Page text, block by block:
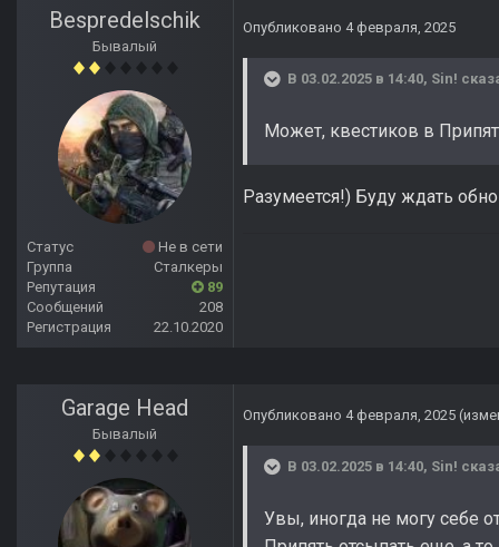
Bespredelschik
Бывалый
Статус
Не в сети
Группа
Сталкеры
Репутация
89
Сообщений
208
Регистрация
22.10.2020
Опубликовано 4 февраля, 2025
В 03.02.2025 в 14:40, Sin!
Может, квестиков в
Разумеется!) Буду ждать
Garage Head
Бывалый
Опубликовано 4 февраля, 2025
В 03.02.2025 в 14:40, Sin!
Увы, иногда не могу себе